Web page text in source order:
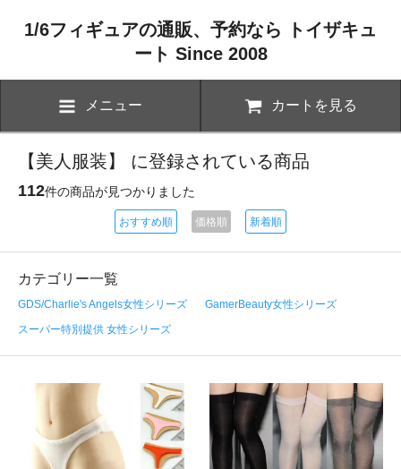
1/6フィギュアの通販、予約なら トイザキュ
ート Since 2008
メニュー カートを見る
【美人服装】 に登録されている商品
112件の商品が見つかりました
おすすめ順 価格順 新着順
カテゴリー一覧
GDS/Charlie's Angels女性シリーズ
GamerBeauty女性シリーズ
スーパー特別提供 女性シリーズ